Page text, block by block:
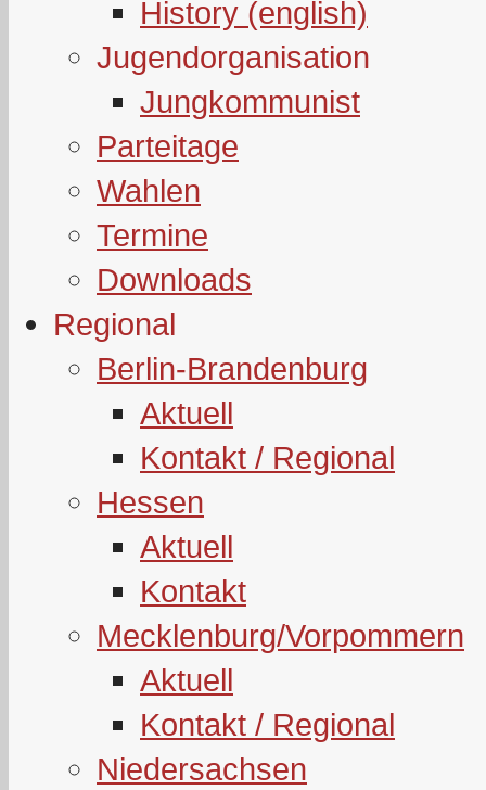
History (english)
Jugendorganisation
Jungkommunist
Parteitage
Wahlen
Termine
Downloads
Regional
Berlin-Brandenburg
Aktuell
Kontakt / Regional
Hessen
Aktuell
Kontakt
Mecklenburg/Vorpommern
Aktuell
Kontakt / Regional
Niedersachsen